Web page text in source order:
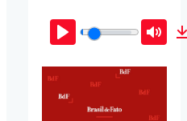
Play Mute